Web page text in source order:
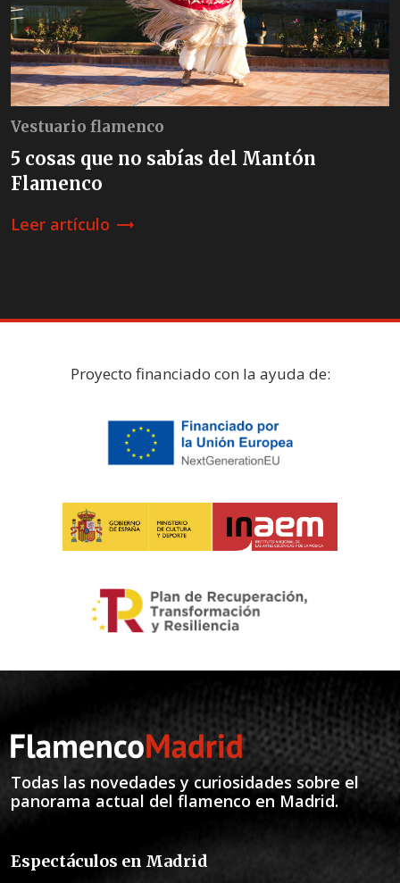
Vestuario flamenco
5 cosas que no sabías del Mantón
Flamenco
Leer artículo trending_flat
Proyecto financiado con la ayuda de:
Todas las novedades y curiosidades sobre el
panorama actual del flamenco en Madrid.
Espectáculos en Madrid